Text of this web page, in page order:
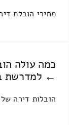
מחירי הובלת
כמה עולה
← למדרשת
הובלות דירה